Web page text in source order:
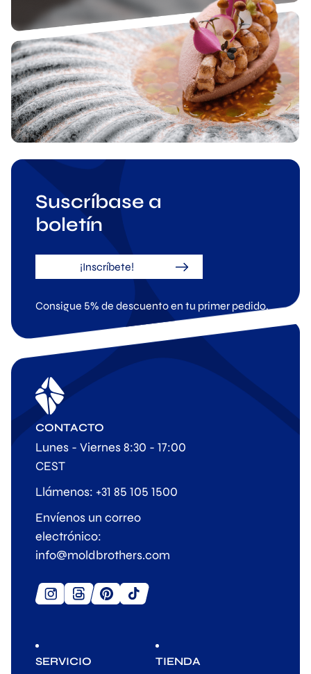
Suscríbase a
boletín
¡Inscríbete!
Consigue 5% de descuento en tu primer pedido.
SERVICIO
TIENDA
CONTACTO
Lunes - Viernes 8:30 - 17:00
CEST
Llámenos: +31 85 105 1500
Envíenos un correo
electrónico:
info@moldbrothers.com